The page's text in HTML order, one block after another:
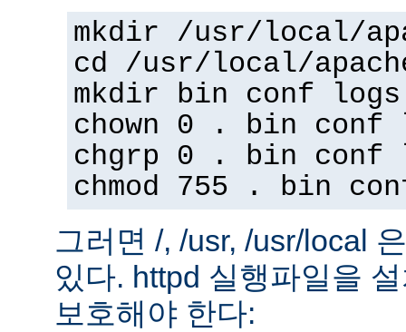
mkdir /usr/local/
cd /usr/local/
mkdir bin conf logs
chown 0 . bin conf
chgrp 0 . bin conf
chmod 755 . bin
그러면 /, /usr, /usr/local
있다. httpd 실행파일을
보호해야 한다: